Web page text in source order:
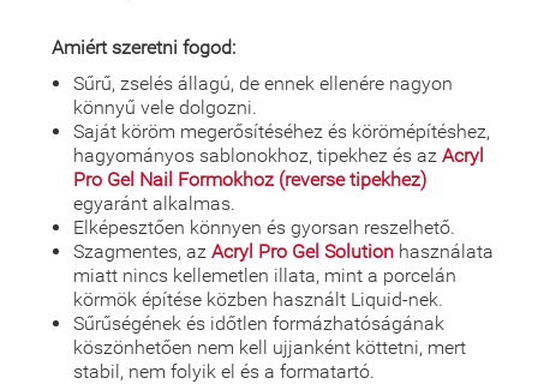
Amiért szeretni fogod:
Sűrű, zselés állagú, de ennek ellenére nagyon
könnyű vele dolgozni.
Saját köröm megerősítéséhez és körömépítéshez,
hagyományos sablonokhoz, tipekhez és az Acryl
Pro Gel Nail Formokhoz (reverse tipekhez)
egyaránt alkalmas.
Elképesztően könnyen és gyorsan reszelhető.
Szagmentes, az Acryl Pro Gel Solution használata
miatt nincs kellemetlen illata, mint a porcelán
körmök építése közben használt Liquid-nek.
Sűrűségének és időtlen formázhatóságának
köszönhetően nem kell ujjanként köttetni, mert
stabil, nem folyik el és a formatartó.